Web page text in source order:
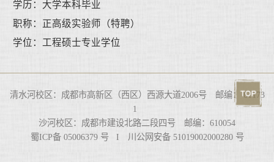
学历：大学本科毕业
职称：正高级实验师（特聘）
学位：工程硕士专业学位
清水河校区：成都市高新区（西区）西源大道2006号 邮编： 61173
1
沙河校区：成都市建设北路二段四号 邮编：610054
蜀ICP备 05006379 号 I 川公网安备 51019002000280 号